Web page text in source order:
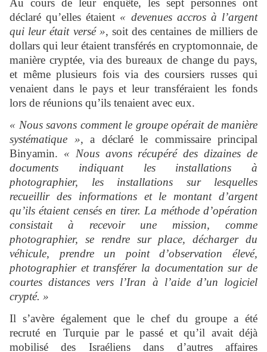
Au cours de leur enquête, les sept personnes ont
déclaré qu’elles étaient « devenues accros à l’argent
qui leur était versé », soit des centaines de milliers de
dollars qui leur étaient transférés en cryptomonnaie, de
manière cryptée, via des bureaux de change du pays,
et même plusieurs fois via des coursiers russes qui
venaient dans le pays et leur transféraient les fonds
lors de réunions qu’ils tenaient avec eux.
« Nous savons comment le groupe opérait de manière
systématique », a déclaré le commissaire principal
Binyamin. « Nous avons récupéré des dizaines de
documents indiquant les installations à
photographier, les installations sur lesquelles
recueillir des informations et le montant d’argent
qu’ils étaient censés en tirer. La méthode d’opération
consistait à recevoir une mission, comme
photographier, se rendre sur place, décharger du
véhicule, prendre un point d’observation élevé,
photographier et transférer la documentation sur de
courtes distances vers l’Iran à l’aide d’un logiciel
crypté. »
Il s’avère également que le chef du groupe a été
recruté en Turquie par le passé et qu’il avait déjà
mobilisé des Israéliens dans d’autres affaires